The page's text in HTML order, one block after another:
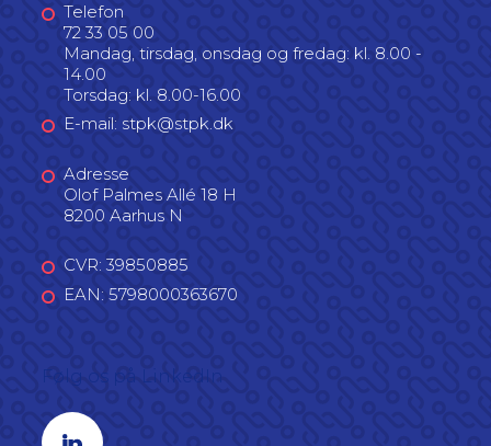
Telefon
72 33 05 00
Mandag, tirsdag, onsdag og fredag: kl. 8.00 -
14.00
Torsdag: kl. 8.00-16.00
E-mail: stpk@stpk.dk
Adresse
Olof Palmes Allé 18 H
8200 Aarhus N
CVR: 39850885
EAN: 5798000363670
Linkedin profil